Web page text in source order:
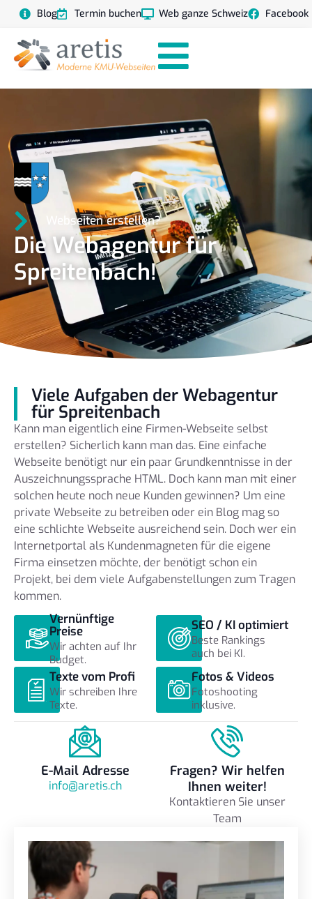
Blog Termin buchen Web ganze Schweiz Facebook
Webseiten erstellen?
Die Webagentur für
Spreitenbach!
Viele Aufgaben der Webagentur
für Spreitenbach
Kann man eigentlich eine Firmen-Webseite selbst
erstellen? Sicherlich kann man das. Eine einfache
Webseite benötigt nur ein paar Grundkenntnisse in der
Auszeichnungssprache HTML. Doch kann man mit einer
solchen heute noch neue Kunden gewinnen? Um eine
private Webseite zu betreiben oder ein Blog mag so
eine schlichte Webseite ausreichend sein. Doch wer ein
Internetportal als Kundenmagneten für die eigene
Firma einsetzen möchte, der benötigt schon ein
Projekt, bei dem viele Aufgabenstellungen zum Tragen
kommen.
Vernünftige
Preise
Wir achten auf Ihr
Budget.
SEO / KI optimiert
Beste Rankings
auch bei KI.
Texte vom Profi
Wir schreiben Ihre
Texte.
Fotos & Videos
Fotoshooting
inklusive.
E-Mail Adresse
info@aretis.ch
Fragen? Wir helfen
Ihnen weiter!
Kontaktieren Sie unser
Team